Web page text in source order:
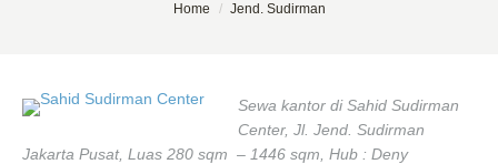
Home Jend. Sudirman
Sewa kantor di Sahid Sudirman
Center, Jl. Jend. Sudirman
Jakarta Pusat, Luas 280 sqm – 1446 sqm, Hub : Deny